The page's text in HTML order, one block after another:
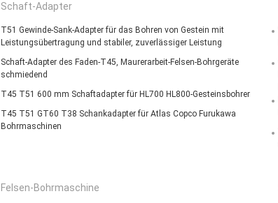
Schaft-Adapter
T51 Gewinde-Sank-Adapter für das Bohren von Gestein mit
Leistungsübertragung und stabiler, zuverlässiger Leistung
Schaft-Adapter des Faden-T45, Maurerarbeit-Felsen-Bohrgeräte
schmiedend
T45 T51 600 mm Schaftadapter für HL700 HL800-Gesteinsbohrer
T45 T51 GT60 T38 Schankadapter für Atlas Copco Furukawa
Bohrmaschinen
Felsen-Bohrmaschine